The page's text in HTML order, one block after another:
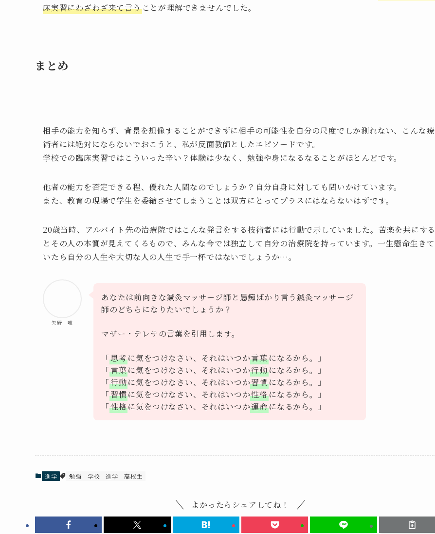
床実習にわざわざ来て言うことが理解できませんでした。
まとめ
相手の能力を知らず、背景を想像することができずに相手の可能性を自分の尺度でしか測れない、こんな療
術者には絶対にならないでおこうと、私が反面教師としたエピソードです。
学校での臨床実習ではこういった辛い？体験は少なく、勉強や身になるなることがほとんどです。
他者の能力を否定できる程、優れた人間なのでしょうか？自分自身に対しても問いかけています。
また、教育の現場で学生を委縮させてしまうことは双方にとってプラスにはならないはずです。
20歳当時、アルバイト先の治療院ではこんな発言をする技術者には行動で示していました。苦楽を共にする
とその人の本質が見えてくるもので、みんな今では独立して自分の治療院を持っています。一生懸命生きて
いたら自分の人生や大切な人の人生で手一杯ではないでしょうか…。
矢野 唯
あなたは前向きな鍼灸マッサージ師と愚痴ばかり言う鍼灸マッサージ
師のどちらになりたいでしょうか？
マザー・テレサの言葉を引用します。
「思考に気をつけなさい、それはいつか言葉になるから。」
「言葉に気をつけなさい、それはいつか行動になるから。」
「行動に気をつけなさい、それはいつか習慣になるから。」
「習慣に気をつけなさい、それはいつか性格になるから。」
「性格に気をつけなさい、それはいつか運命になるから。」
進学 勉強 学校 進学 高校生
よかったらシェアしてね！